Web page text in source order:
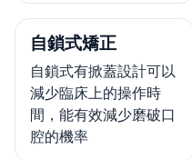
自鎖式矯正
自鎖式有掀蓋設計可以
減少臨床上的操作時
間，能有效減少磨破口
腔的機率